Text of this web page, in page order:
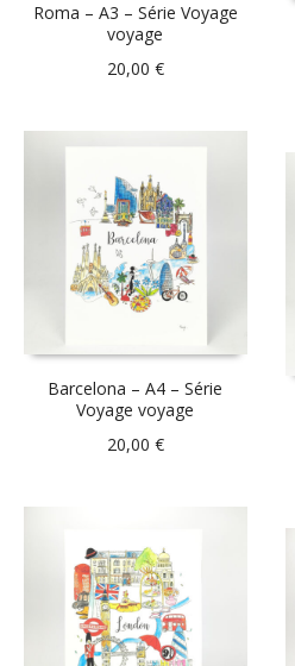
Roma – A3 – Série Voyage
voyage
20,00 €
Barcelona – A4 – Série
Voyage voyage
20,00 €